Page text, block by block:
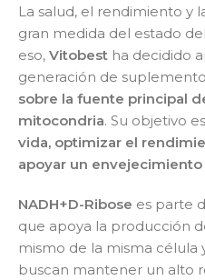
La salud, el rendimiento y
gran medida del estado
eso, Vitobest ha decidido
generación de
sobre la fuente principal
mitocondria. Su objetivo
vida, optimizar el
apoyar un
NADH+D-Ribose es parte
que apoya la producción
mismo de la misma célula
buscan mantener un alto